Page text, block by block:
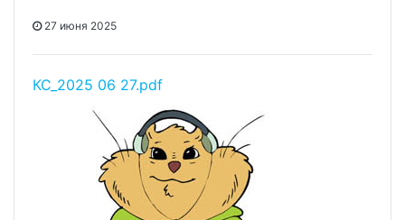
27 июня 2025
КС_2025 06 27.pdf